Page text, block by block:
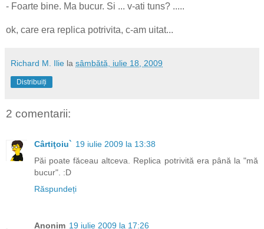
- Foarte bine. Ma bucur. Si ... v-ati tuns? .....
ok, care era replica potrivita, c-am uitat...
Richard M. Ilie la sâmbătă, iulie 18, 2009
Distribuiți
2 comentarii:
Cârtiţoiu` 19 iulie 2009 la 13:38
Păi poate făceau altceva. Replica potrivită era până la "mă
bucur". :D
Răspundeți
Anonim 19 iulie 2009 la 17:26